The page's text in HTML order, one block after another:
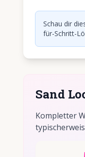
Schau dir
für-Schritt-
Sand
Kompletter